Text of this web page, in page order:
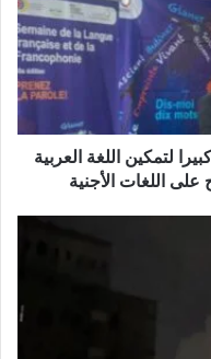
لتمكين اللغة العربية
على اللغات الأجنية